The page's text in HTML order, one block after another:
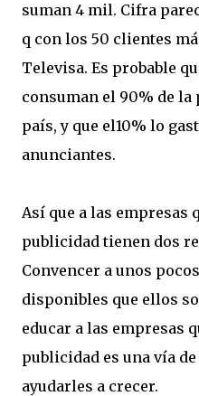
suman 4 mil. Cifra
q con los 50 clientes
Televisa. Es probable
consuman el 90% de
país, y que el10% lo
anunciantes.
Así que a las empresas
publicidad tienen dos
Convencer a unos
disponibles que ellos
educar a las empresas
publicidad es una vía
ayudarles a crecer.